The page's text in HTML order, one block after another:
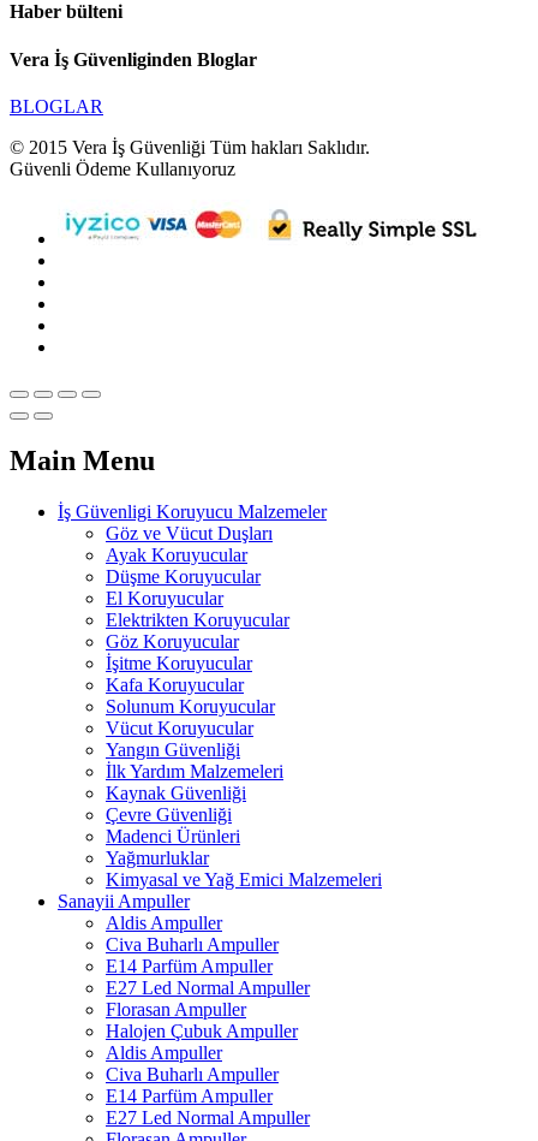
Haber bülteni
Vera İş Güvenliginden Bloglar
BLOGLAR
© 2015 Vera İş Güvenliği Tüm hakları Saklıdır.
Güvenli Ödeme Kullanıyoruz
Main Menu
İş Güvenligi Koruyucu Malzemeler
Göz ve Vücut Duşları
Ayak Koruyucular
Düşme Koruyucular
El Koruyucular
Elektrikten Koruyucular
Göz Koruyucular
İşitme Koruyucular
Kafa Koruyucular
Solunum Koruyucular
Vücut Koruyucular
Yangın Güvenliği
İlk Yardım Malzemeleri
Kaynak Güvenliği
Çevre Güvenliği
Madenci Ürünleri
Yağmurluklar
Kimyasal ve Yağ Emici Malzemeleri
Sanayii Ampuller
Aldis Ampuller
Civa Buharlı Ampuller
E14 Parfüm Ampuller
E27 Led Normal Ampuller
Florasan Ampuller
Halojen Çubuk Ampuller
Aldis Ampuller
Civa Buharlı Ampuller
E14 Parfüm Ampuller
E27 Led Normal Ampuller